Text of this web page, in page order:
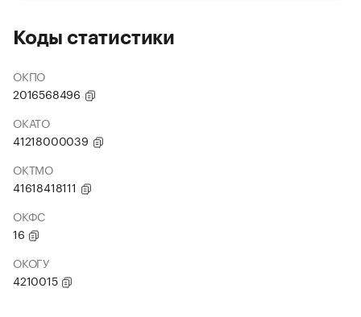
Коды статистики
ОКПО
2016568496
ОКАТО
41218000039
ОКТМО
41618418111
ОКФС
16
ОКОГУ
4210015